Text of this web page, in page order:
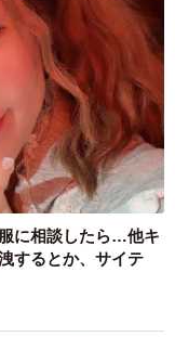
に相談したら…他キ